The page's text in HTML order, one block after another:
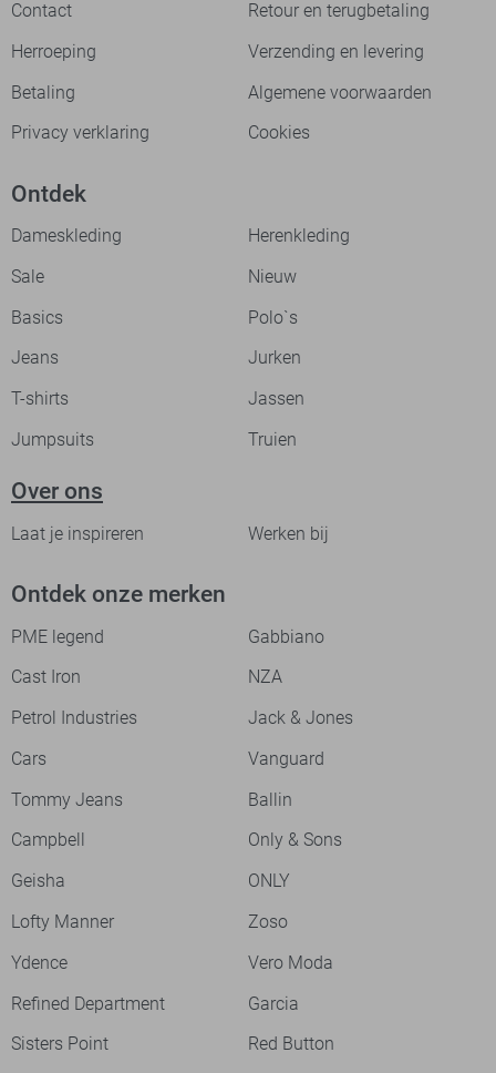
Contact
Retour en terugbetaling
Herroeping
Verzending en levering
Betaling
Algemene voorwaarden
Privacy verklaring
Cookies
Ontdek
Dameskleding
Herenkleding
Sale
Nieuw
Basics
Polo`s
Jeans
Jurken
T-shirts
Jassen
Jumpsuits
Truien
Over ons
Laat je inspireren Werken bij
Ontdek onze merken
PME legend
Gabbiano
Cast Iron
NZA
Petrol Industries
Jack & Jones
Cars
Vanguard
Tommy Jeans
Ballin
Campbell
Only & Sons
Geisha
ONLY
Lofty Manner
Zoso
Ydence
Vero Moda
Refined Department
Garcia
Sisters Point
Red Button